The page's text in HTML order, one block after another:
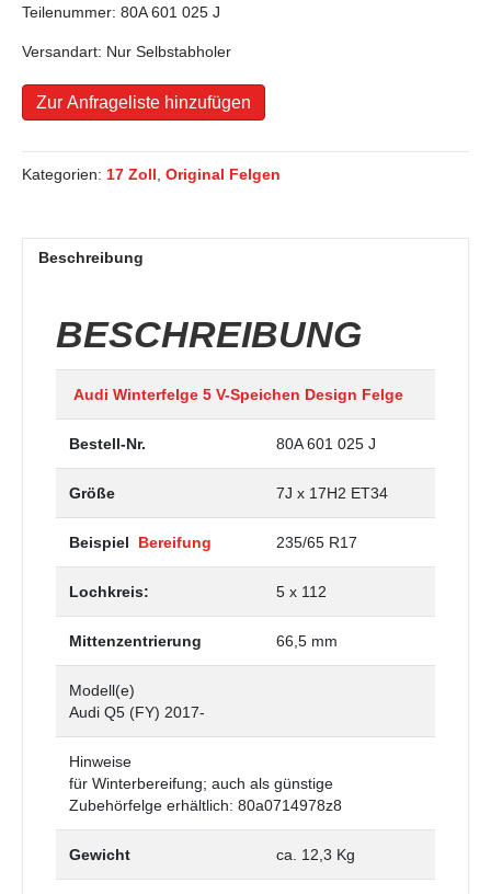
Teilenummer: 80A 601 025 J
Versandart: Nur Selbstabholer
Zur Anfrageliste hinzufügen
Kategorien: 17 Zoll Original Felgen
Beschreibung
BESCHREIBUNG
Audi Winterfelge 5 V-Speichen Design Felge
Bestell-Nr. 80A 601 025 J
Größe 7J x 17H2 ET34
Beispiel Bereifung 235/65 R17
Lochkreis: 5 x 112
Mittenzentrierung 66,5 mm
Modell(e)
Audi Q5 (FY) 2017-
Hinweise
für Winterbereifung; auch als günstige
Zubehörfelge erhältlich: 80a0714978z8
Gewicht ca. 12,3 Kg